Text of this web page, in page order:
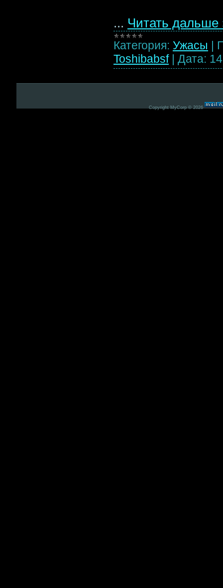
... Читать дальше
Категория: Ужасы |
Toshibabsf | Дата:
Copyright MyCorp © 2026